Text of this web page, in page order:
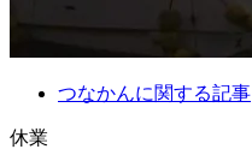
つなかんに関する記事
休業